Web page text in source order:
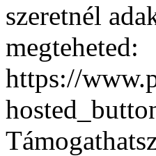
szeretnél
megteheted:
https://